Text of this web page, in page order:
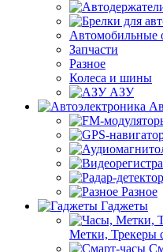
Автомобильные
Запчасти
Разное
Колеса и шины
АЗУ
Разное
Гаджеты
Метки, Трекеры